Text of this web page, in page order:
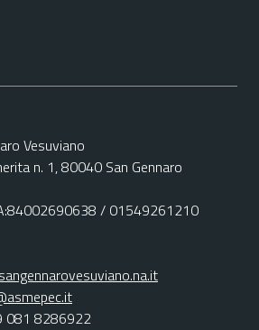
Vesuviano
n. 1, 80040 San Gennaro
/ 01549261210
081 8286922